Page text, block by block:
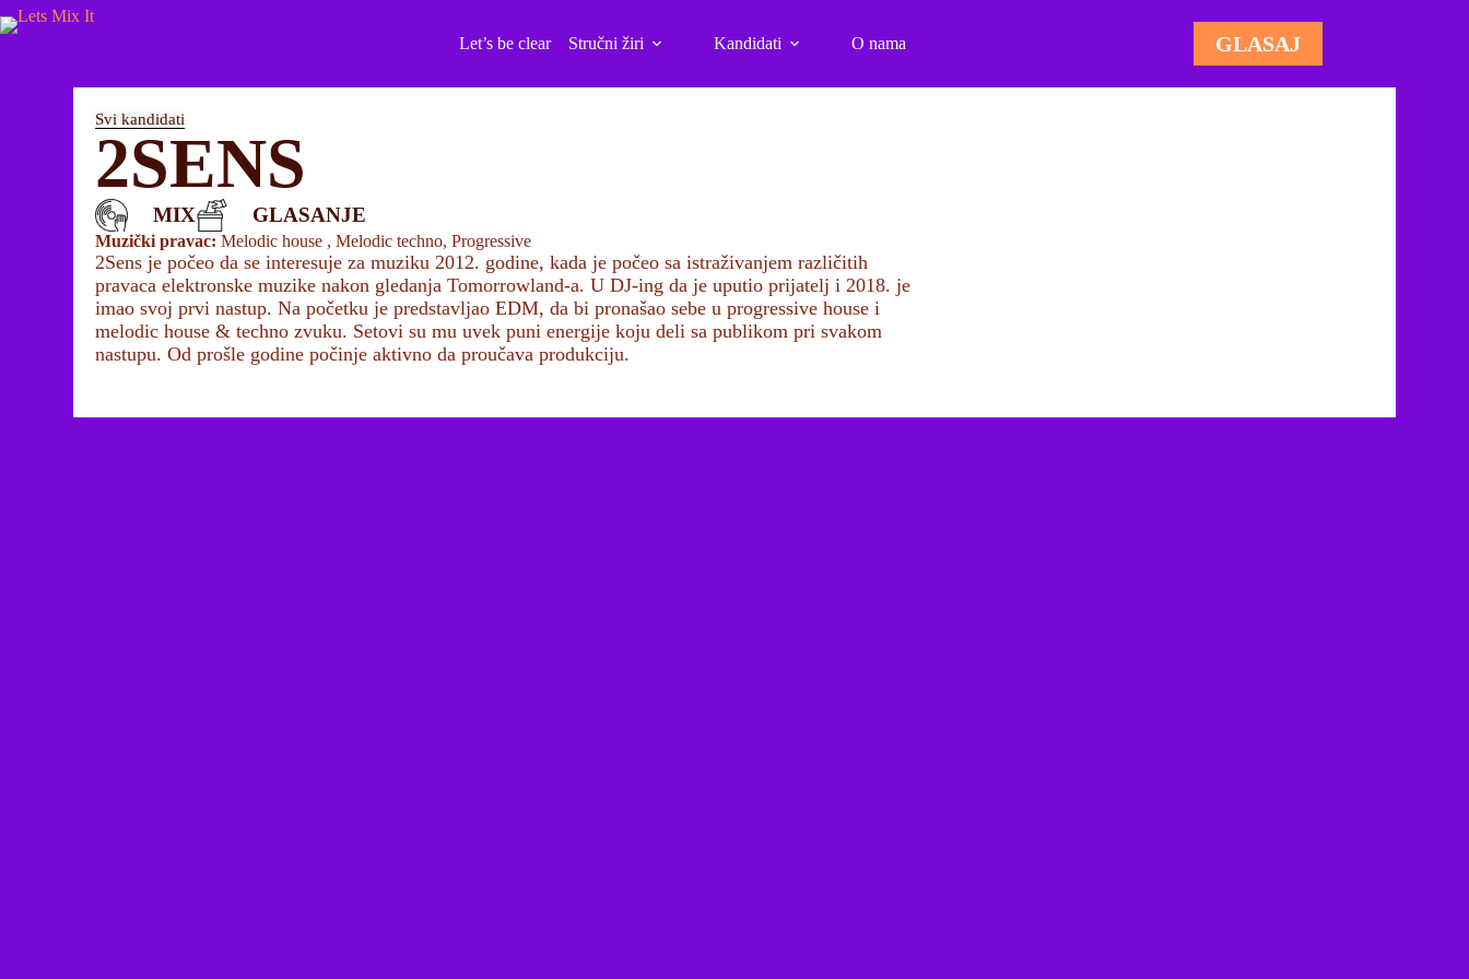
Let’s be clear Stručni žiri Kandidati O nama GLASAJ
Svi kandidati
2SENS
MIX GLASANJE
Muzički pravac:Melodic house , Melodic techno, Progressive
2Sens je počeo da se interesuje za muziku 2012. godine, kada je počeo sa istraživanjem različitih
pravaca elektronske muzike nakon gledanja Tomorrowland-a. U DJ-ing da je uputio prijatelj i 2018. je
imao svoj prvi nastup. Na početku je predstavljao EDM, da bi pronašao sebe u progressive house i
melodic house & techno zvuku. Setovi su mu uvek puni energije koju deli sa publikom pri svakom
nastupu. Od prošle godine počinje aktivno da proučava produkciju.